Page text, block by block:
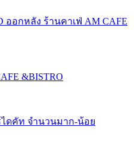
ออกหลัง ร้านคาเฟ่ AM CAFE
&BISTRO
ดคัท จำนวนมาก-น้อย